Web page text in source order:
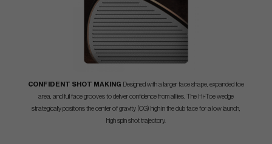
CONFIDENT SHOT MAKING Designed with a larger face shape, expanded toe
area, and full face grooves to deliver confidence from all lies. The Hi-Toe wedge
strategically positions the center of gravity (CG) high in the club face for a low launch,
high spin shot trajectory.